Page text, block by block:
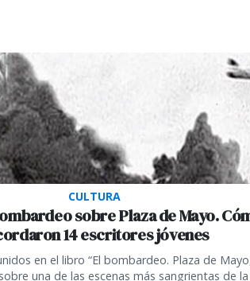
CULTURA
sobre Plaza de Mayo.
14 escritores jóvenes
en el libro “El bombardeo. Plaza de
una de las escenas más sangrientas de